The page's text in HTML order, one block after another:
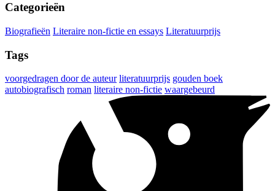
Categorieën
Biografieën Literaire non-fictie en essays Literatuurprijs
Tags
voorgedragen door de auteur literatuurprijs gouden boek
autobiografisch roman literaire non-fictie waargebeurd